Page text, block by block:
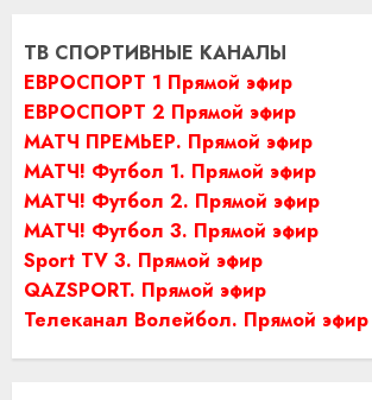
ТВ СПОРТИВНЫЕ КАНАЛЫ
ЕВРОСПОРТ 1 Прямой эфир
ЕВРОСПОРТ 2 Прямой эфир
МАТЧ ПРЕМЬЕР. Прямой эфир
МАТЧ! Футбол 1. Прямой эфир
МАТЧ! Футбол 2. Прямой эфир
МАТЧ! Футбол 3. Прямой эфир
Sport TV 3. Прямой эфир
QAZSPORT. Прямой эфир
Телеканал Волейбол. Прямой эфир